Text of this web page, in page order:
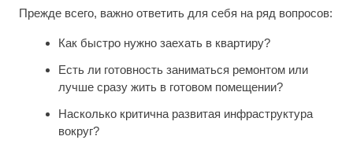
Прежде всего, важно ответить для себя на ряд вопросов:
Как быстро нужно заехать в квартиру?
Есть ли готовность заниматься ремонтом или
лучше сразу жить в готовом помещении?
Насколько критична развитая инфраструктура
вокруг?